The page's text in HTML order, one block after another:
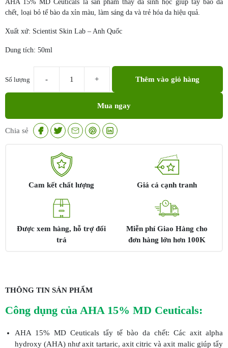
2.090.000 ₫.
là:
1.390.000 ₫.
AHA 15% MD Ceuticals là sản phẩm thay da sinh học giúp tẩy bào da
chết, loại bỏ tế bào da xỉn màu, làm sáng da và trẻ hóa da hiệu quả.
Xuất xứ: Scientist Skin Lab – Anh Quốc
Dung tích: 50ml
Số lượng
MD
Ceuticals
|
Thay
Ceuticals
Thêm vào giỏ hàng
Mua ngay
Chia sẻ
Cam kết chất lượng Giá cả cạnh tranh
Được xem hàng, hỗ trợ đổi
trả
Miễn phí Giao Hàng cho
đơn hàng lớn hơn 100K
THÔNG TIN SẢN PHẨM
Công dụng của AHA 15% MD Ceuticals:
AHA 15% MD Ceuticals tẩy tế bào da chết: Các axit alpha
hydroxy (AHA) như axit tartaric, axit citric và axit malic giúp tẩy